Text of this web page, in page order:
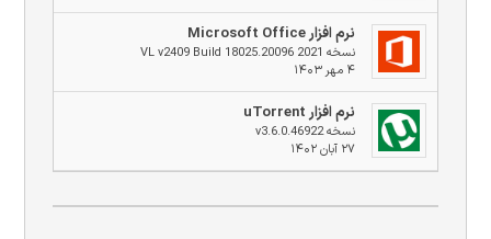
نرم افزار Microsoft Office
نسخه 2021 VL v2409 Build 18025.20096
۴ مهر ۱۴۰۳
نرم افزار uTorrent
نسخه v3.6.0.46922
۲۷ آبان ۱۴۰۲